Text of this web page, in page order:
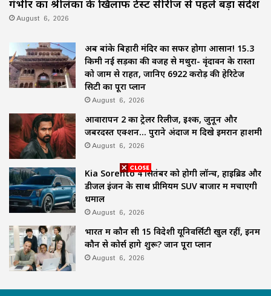
गंभीर का श्रीलंका के खिलाफ टेस्ट सीरीज से पहले बड़ा संदेश
August 6, 2026
अब बांके बिहारी मंदिर का सफर होगा आसान! 15.3
किमी नई सड़कों की वजह से मथुरा- वृंदावन के रास्तों
को जाम से राहत, जानिए 6922 करोड़ की हेरिटेज
सिटी का पूरा प्लान
August 6, 2026
आवारापन 2 का ट्रेलर रिलीज, इश्क, जुनून और
जबरदस्त एक्शन… पुराने अंदाज में दिखे इमरान हाशमी
August 6, 2026
Kia Sorento 4 सितंबर को होगी लॉन्च, हाइब्रिड और
डीजल इंजन के साथ प्रीमियम SUV बाजार में मचाएगी
धमाल
August 6, 2026
भारत में कौन सी 15 विदेशी यूनिवर्सिटी खुल रहीं, इनमें
कौन से कोर्स होंगे शुरू? जानें पूरा प्लान
August 6, 2026